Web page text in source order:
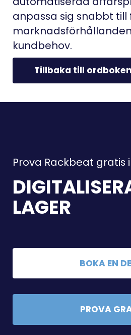
anpassa sig snabbt
kundbehov.
Tillbaka till ordboken
Prova Rackbeat gratis
LAGER
BOKA EN
PROVA